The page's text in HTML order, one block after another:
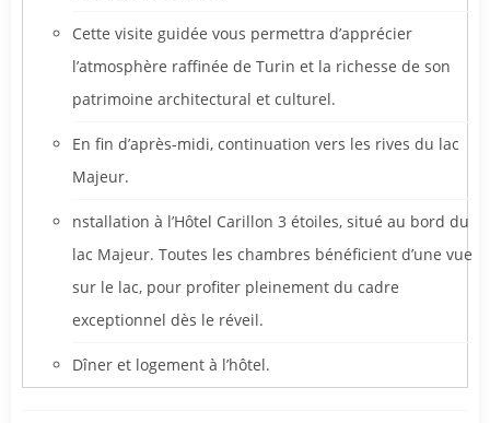
Cette visite guidée vous permettra d’apprécier
l’atmosphère raffinée de Turin et la richesse de son
patrimoine architectural et culturel.
En fin d’après-midi, continuation vers les rives du lac
Majeur.
nstallation à l’Hôtel Carillon 3 étoiles, situé au bord du
lac Majeur. Toutes les chambres bénéficient d’une vue
sur le lac, pour profiter pleinement du cadre
exceptionnel dès le réveil.
Dîner et logement à l’hôtel.